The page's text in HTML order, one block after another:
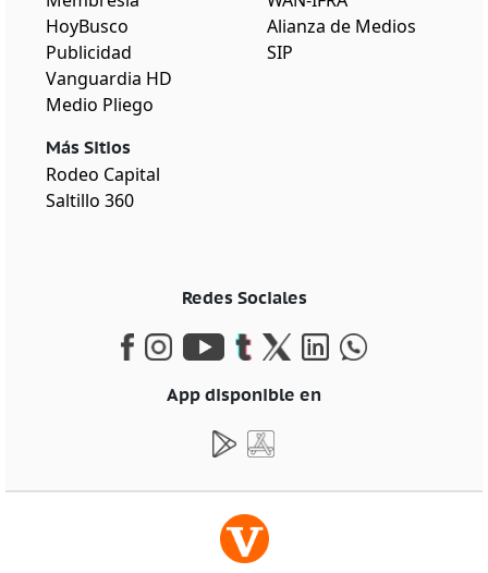
HoyBusco
Publicidad
Vanguardia HD
Medio Pliego
Más Sitios
Rodeo Capital
Saltillo 360
Alianza de Medios
SIP
Redes Sociales
App disponible en